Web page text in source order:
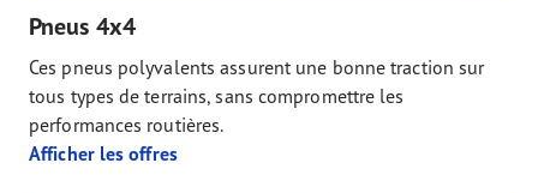
Pneus 4x4
Ces pneus polyvalents assurent une bonne traction sur
tous types de terrains, sans compromettre les
performances routières.
Afficher les offres